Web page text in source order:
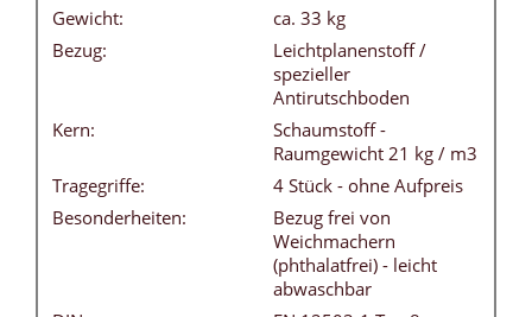
Gewicht:
ca. 33 kg
Bezug:
Leichtplanenstoff /
spezieller
Antirutschboden
Kern:
Schaumstoff -
Raumgewicht 21 kg / m3
Tragegriffe:
4 Stück - ohne Aufpreis
Besonderheiten:
Bezug frei von
Weichmachern
(phthalatfrei) - leicht
abwaschbar